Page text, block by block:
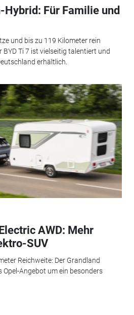
Hybrid: Für Familie und
und bis zu 119 Kilometer rein
BYD Ti 7 ist vielseitig talentiert und
erhältlich.
AWD: Mehr
SUV
Reichweite: Der Grandland
Opel-Angebot um ein besonders